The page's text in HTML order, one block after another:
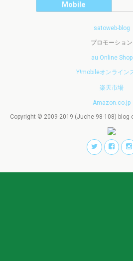
Mobile
satoweb-blog
プロモーション
au Online Shop
Y!mobileオンライン
楽天市場
Amazon.co.jp
Copyright © 2009-2019 (Juche 98-108) blog